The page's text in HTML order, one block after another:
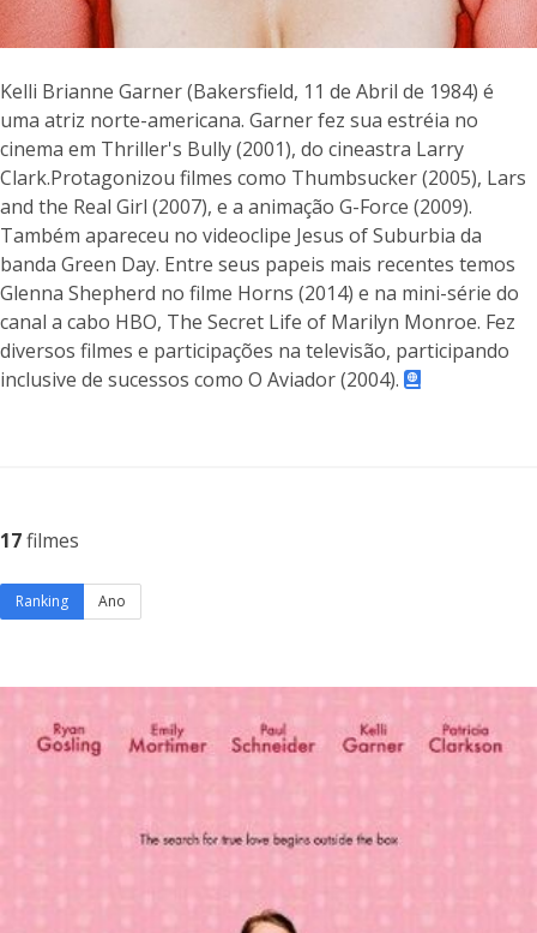
Kelli Brianne Garner (Bakersfield, 11 de Abril de 1984) é
uma atriz norte-americana. Garner fez sua estréia no
cinema em Thriller's Bully (2001), do cineastra Larry
Clark.Protagonizou filmes como Thumbsucker (2005), Lars
and the Real Girl (2007), e a animação G-Force (2009).
Também apareceu no videoclipe Jesus of Suburbia da
banda Green Day. Entre seus papeis mais recentes temos
Glenna Shepherd no filme Horns (2014) e na mini-série do
canal a cabo HBO, The Secret Life of Marilyn Monroe. Fez
diversos filmes e participações na televisão, participando
inclusive de sucessos como O Aviador (2004).
17filmes
Ranking Ano